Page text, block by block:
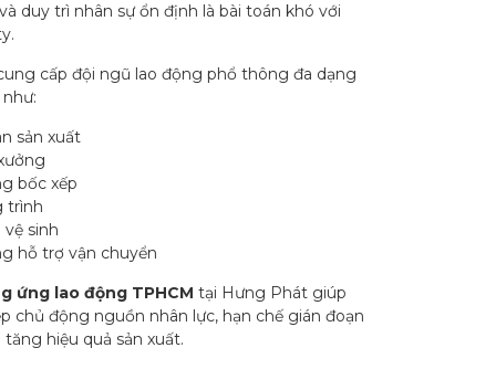
duy trì nhân sự ổn định là bài toán khó với
cấp đội ngũ lao động phổ thông đa dạng
sản xuất
bốc xếp
trình
sinh
hỗ trợ vận chuyển
ứng lao động TPHCM tại Hưng Phát giúp
chủ động nguồn nhân lực, hạn chế gián đoạn
hiệu quả sản xuất.